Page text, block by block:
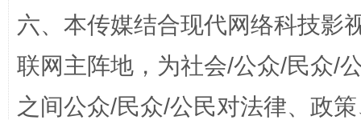
六、本传媒结合现代网络科技影
联网主阵地，为社会/公众/民众/
之间公众/民众/公民对法律、政